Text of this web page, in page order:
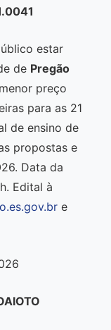
estar
de Pregão
preço
para as 21
de ensino de
propostas e
Data da
Edital à
e